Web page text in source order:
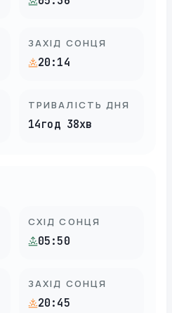
ЗАХІД СОНЦЯ
20:14
ТРИВАЛІСТЬ ДНЯ
14год 38хв
СХІД СОНЦЯ
05:50
ЗАХІД СОНЦЯ
20:45